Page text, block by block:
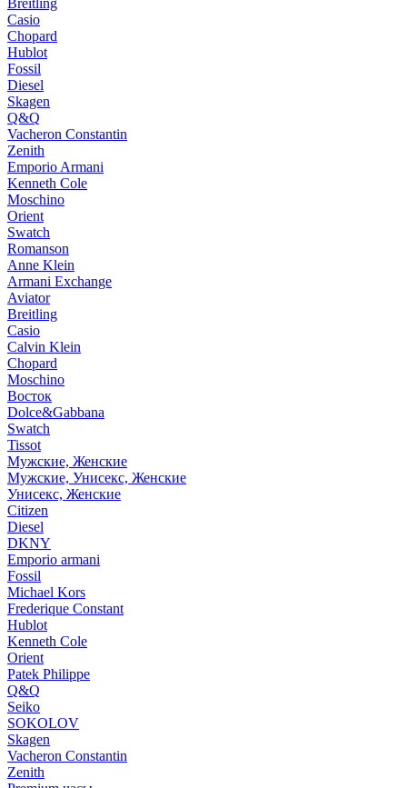
Breitling
Casio
Chopard
Hublot
Fossil
Diesel
Skagen
Q&Q
Vacheron Constantin
Zenith
Emporio Armani
Kenneth Cole
Moschino
Orient
Swatch
Romanson
Anne Klein
Armani Exchange
Aviator
Breitling
Casio
Calvin Klein
Chopard
Moschino
Восток
Dolce&Gabbana
Swatch
Tissot
Мужские, Женские
Мужские, Унисекс, Женские
Унисекс, Женские
Citizen
Diesel
DKNY
Emporio armani
Fossil
Michael Kors
Frederique Constant
Hublot
Kenneth Cole
Orient
Patek Philippe
Q&Q
Seiko
SOKOLOV
Skagen
Vacheron Constantin
Zenith